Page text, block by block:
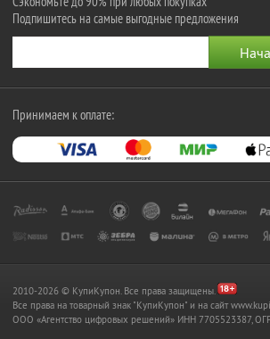
Подпишитесь на самые выгодные предложения
Принимаем к оплате:
2010-2026 © КупиКупон. Все права защищены.
Все права на товарный знак "КупиКупон" и на сайт
OOO «Агентство цифровых решений» ИНН 7705523387,